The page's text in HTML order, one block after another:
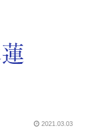
2021.03.03